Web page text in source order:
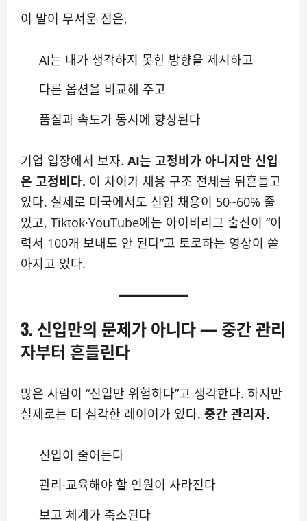
이 말이 무서운 점은,
AI는 내가 생각하지 못한 방향을 제시하고
다른 옵션을 비교해 주고
품질과 속도가 동시에 향상된다
기업 입장에서 보자. AI는 고정비가 아니지만 신입
은 고정비다. 이 차이가 채용 구조 전체를 뒤흔들고
있다. 실제로 미국에서도 신입 채용이 50~60% 줄
었고, Tiktok·YouTube에는 아이비리그 출신이 “이
력서 100개 보내도 안 된다”고 토로하는 영상이 쏟
아지고 있다.
3. 신입만의 문제가 아니다 — 중간 관리
자부터 흔들린다
많은 사람이 “신입만 위험하다”고 생각한다. 하지만
실제로는 더 심각한 레이어가 있다. 중간 관리자.
신입이 줄어든다
관리·교육해야 할 인원이 사라진다
보고 체계가 축소된다